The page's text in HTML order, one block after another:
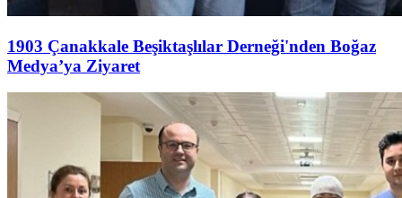
1903 Çanakkale Beşiktaşlılar Derneği'nden Boğaz
Medya’ya Ziyaret